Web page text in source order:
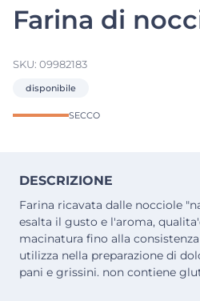
Farina di
SKU: 09982183
disponibile
SECCO
DESCRIZIONE
Farina ricavata dalle nocciole
esalta il gusto e l'aroma,
macinatura fino alla
utilizza nella preparazione di
pani e grissini. non contiene